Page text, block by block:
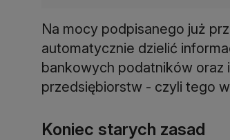
Na mocy podpisanego już
automatycznie dzielić
bankowych podatników oraz
przedsiębiorstw - czyli tego
Koniec starych zasad